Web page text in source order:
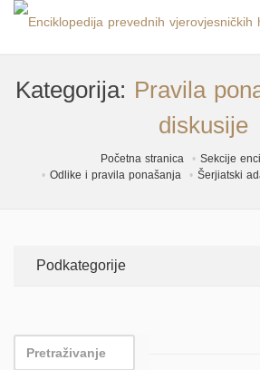
Kategorija: Pravila
diskusije
Početna stranica
Sekcije
Odlike i pravila ponašanja
Šerjiatski
Podkategorije